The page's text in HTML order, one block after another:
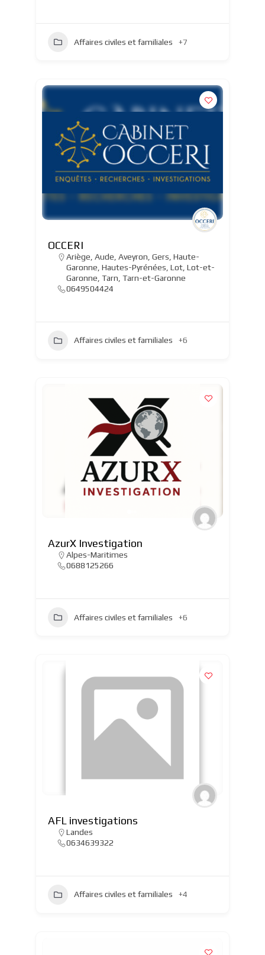
Affaires civiles et familiales +7
OCCERI
Ariège Aude Aveyron Gers Haute-
Garonne Hautes-Pyrénées Lot, Lot-et-
Garonne Tarn Tarn-et-Garonne
0649504424
Affaires civiles et familiales +6
AzurX Investigation
Alpes-Maritimes
0688125266
Affaires civiles et familiales +6
AFL investigations
Landes
0634639322
Affaires civiles et familiales +4